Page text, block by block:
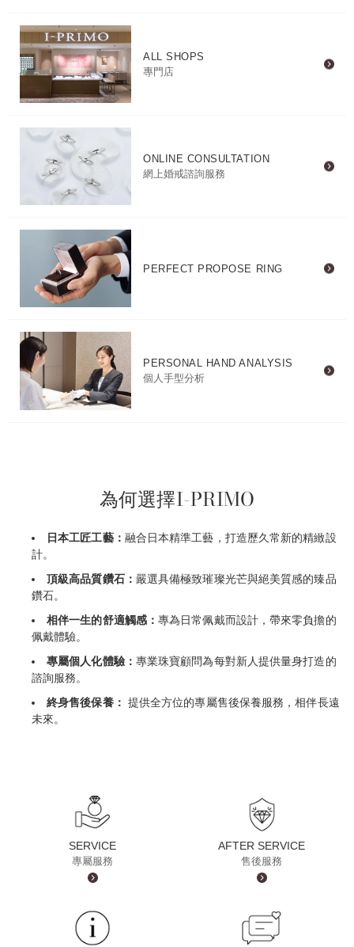
ALL SHOPS
專門店
ONLINE CONSULTATION
網上婚戒諮詢服務
PERFECT PROPOSE RING
PERSONAL HAND ANALYSIS
個人手型分析
為何選擇I-PRIMO
日本工匠工藝： 融合日本精準工藝，打造歷久常新的精緻設
計。
頂級高品質鑽石： 嚴選具備極致璀璨光芒與絕美質感的臻品
鑽石。
相伴一生的舒適觸感： 專為日常佩戴而設計，帶來零負擔的
佩戴體驗。
專屬個人化體驗： 專業珠寶顧問為每對新人提供量身打造的
諮詢服務。
終身售後保養： 提供全方位的專屬售後保養服務，相伴長遠
未來。
SERVICE
專屬服務
AFTER SERVICE
售後服務